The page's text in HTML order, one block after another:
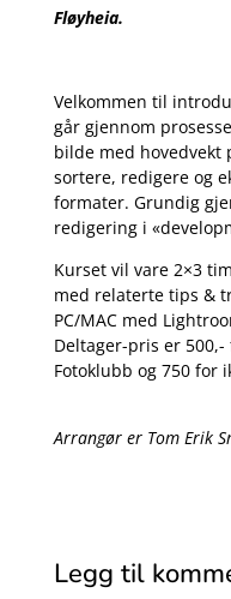
Fløyheia.
Velkommen til
går gjennom
bilde med hovedvekt
sortere, redigere og
formater. Grundig
redigering i
Kurset vil vare 2×3
med relaterte tips &
PC/MAC med
Deltager-pris er
Fotoklubb og 750 for
Arrangør er Tom Erik
Legg til